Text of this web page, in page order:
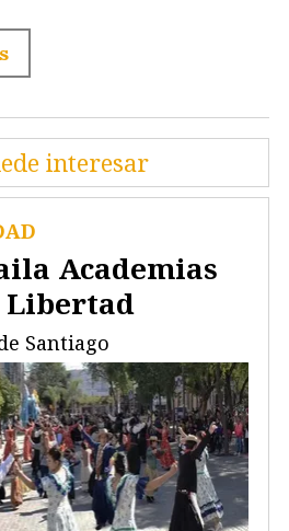
interesar
Academias
Libertad
Santiago